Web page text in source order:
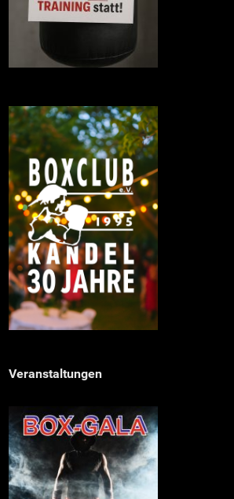
Veranstaltungen